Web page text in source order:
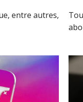
entre autres,